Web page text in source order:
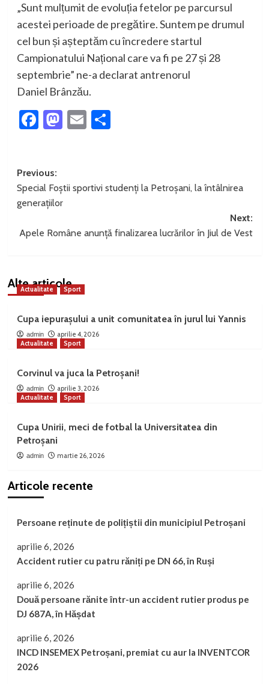
„Sunt mulțumit de evoluția fetelor pe parcursul
acestei perioade de pregătire. Suntem pe drumul
cel bun și așteptăm cu încredere startul
Campionatului Național care va fi pe 27 și 28
septembrie” ne-a declarat antrenorul
Daniel Brânzău.
Facebook
Mastodon
EmailPartajează
Post
navigation
Previous:
Special Foștii sportivi studenți la Petroșani, la întâlnirea
generațiilor
Next:
Apele Române anunță finalizarea lucrărilor în Jiul de Vest
Alte articole
Actualitate Sport
Cupa iepurașului a unit comunitatea în jurul lui Yannis
admin
aprilie 4, 2026
Actualitate
Sport
Corvinul va juca la Petroșani!
admin
aprilie 3, 2026
Actualitate
Sport
Cupa Unirii, meci de fotbal la Universitatea din
Petroșani
admin martie 26, 2026
Articole recente
Persoane reținute de polițiștii din municipiul Petroșani
aprilie 6, 2026
Accident rutier cu patru răniți pe DN 66, în Ruși
aprilie 6, 2026
Două persoane rănite într-un accident rutier produs pe
DJ 687A, în Hășdat
aprilie 6, 2026
INCD INSEMEX Petroșani, premiat cu aur la INVENTCOR
2026